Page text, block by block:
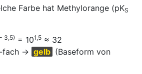
Farbe hat Methylorange (pKS
3,5) = 101,5 ≈ 32
fach → gelb (Baseform von